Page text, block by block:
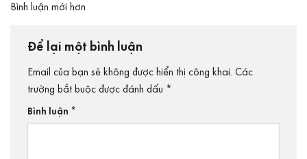
Điều
bình
luận
Bình luận mới hơn
Để lại một bình luận
Email của bạn sẽ không được hiển thị công khai. Các
trường bắt buộc được đánh dấu *
Bình luận *